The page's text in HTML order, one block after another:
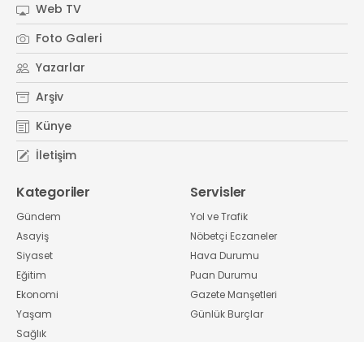
Web TV
Foto Galeri
Yazarlar
Arşiv
Künye
İletişim
Kategoriler
Gündem
Asayiş
Siyaset
Eğitim
Ekonomi
Yaşam
Sağlık
Servisler
Yol ve Trafik
Nöbetçi Eczaneler
Hava Durumu
Puan Durumu
Gazete Manşetleri
Günlük Burçlar